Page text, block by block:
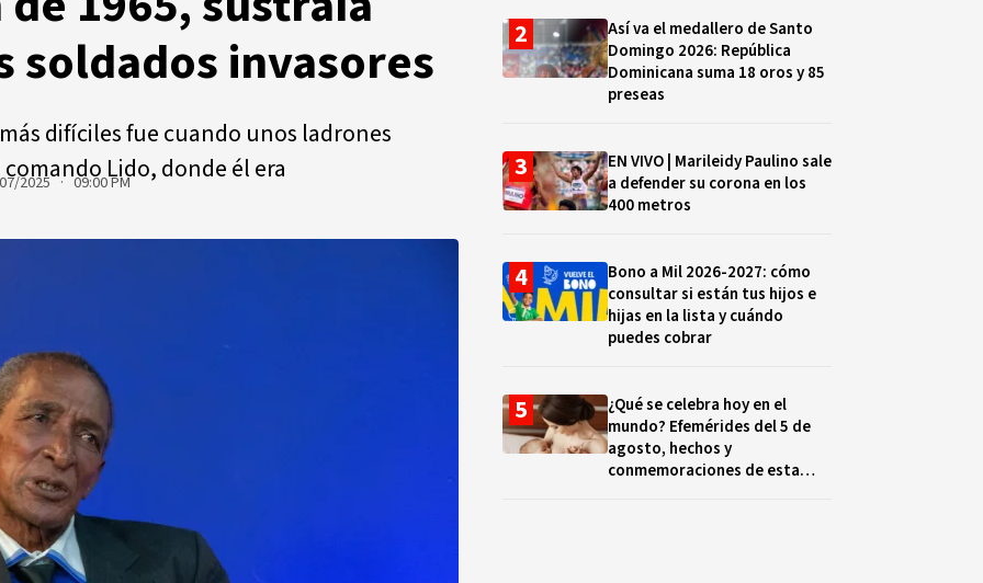
soldados invasores
difíciles fue cuando unos ladrones
Lido, donde él era
2025 · 09:00 PM
Así va el medallero de Santo
Domingo 2026: República
Dominicana suma 18 oros y 85
preseas
EN VIVO | Marileidy Paulino sale
a defender su corona en los
400 metros
Bono a Mil 2026-2027: cómo
consultar si están tus hijos e
hijas en la lista y cuándo
puedes cobrar
¿Qué se celebra hoy en el
mundo? Efemérides del 5 de
agosto, hechos y
conmemoraciones de esta